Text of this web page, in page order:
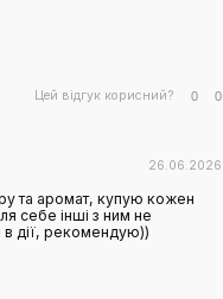
Цей відгук корисний? 0 0
26.06.2026
та аромат, купую кожен
себе інші з ним не
в дії, рекомендую))